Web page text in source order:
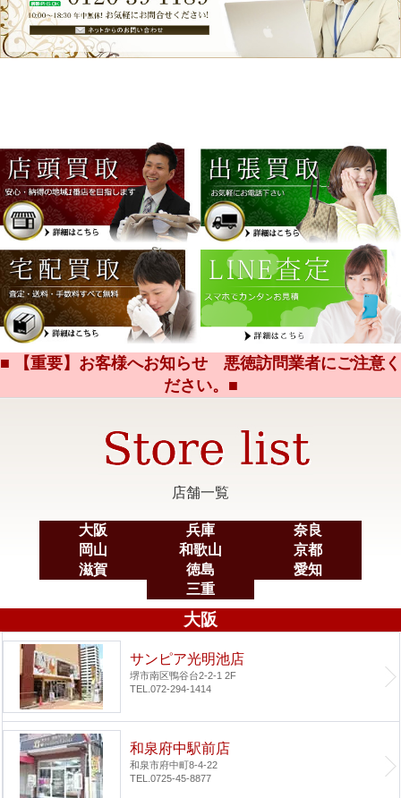
■ 【重要】お客様へお知らせ 悪徳訪問業者にご注意く
ださい。■
店舗一覧
大阪 兵庫
奈良
岡山
和歌山
京都
滋賀
徳島
愛知
三重
大阪
サンピア光明池店
堺市南区鴨谷台2-2-1 2F
TEL.072-294-1414
和泉府中駅前店
和泉市府中町8-4-22
TEL.0725-45-8877